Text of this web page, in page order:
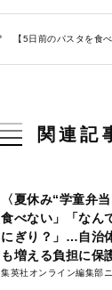
【5日前のパスタを食
関連記
〈夏休み“学童弁
食べない」「なん
にぎり？」…自治
も増える負担に保
集英社オンライン編集部